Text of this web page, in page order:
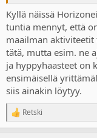
Kyllä näissä
tuntia mennyt, että
maailman aktiviteetit
tätä, mutta esim. ne
ja hyppyhaasteet on
ensimäisellä
siis ainakin löytyy.
R
e
Retski